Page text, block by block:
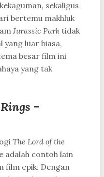
sekaligus
bertemu makhluk
Jurassic Park tidak
yang luar biasa,
besar film ini
yang tak
–
The Lord of the
adalah contoh lain
film epik. Dengan